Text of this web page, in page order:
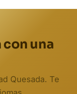
con una
Quesada. Te